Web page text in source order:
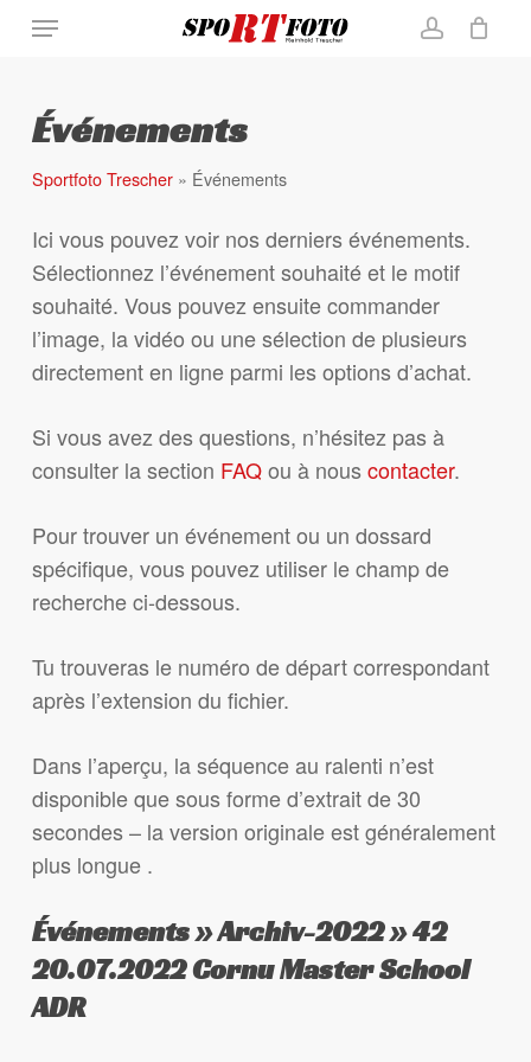
Skip
content
Menu
Cart
Événements
Sportfoto Trescher» Événements
Ici vous pouvez voir nos derniers événements.
Sélectionnez l’événement souhaité et le motif
souhaité. Vous pouvez ensuite commander
l’image, la vidéo ou une sélection de plusieurs
directement en ligne parmi les options d’achat.
Si vous avez des questions, n’hésitez pas à
consulter la section FAQou à nous contacter.
Pour trouver un événement ou un dossard
spécifique, vous pouvez utiliser le champ de
recherche ci-dessous.
Tu trouveras le numéro de départ correspondant
après l’extension du fichier.
Dans l’aperçu, la séquence au ralenti n’est
disponible que sous forme d’extrait de 30
secondes – la version originale est généralement
plus longue .
Événements » Archiv-2022 » 42
20.07.2022 Cornu Master School
ADR